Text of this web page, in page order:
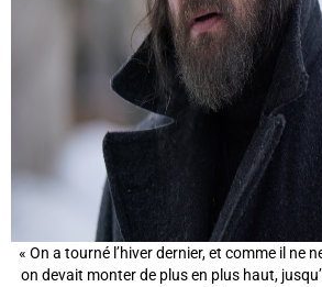
« On a tourné l’hiver dernier, et comme il ne
on devait monter de plus en plus haut,